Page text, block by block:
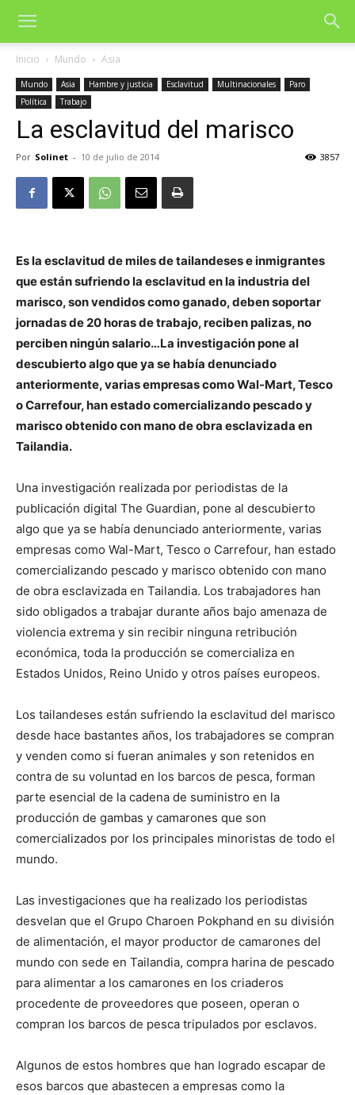
Inicio Mundo Asia
Mundo Asia Hambre y justicia Esclavitud Multinacionales
Paro
Política
Trabajo
La esclavitud del marisco
Por Solinet - 10 de julio de 2014 3857
Es la esclavitud de miles de tailandeses e inmigrantes
que están sufriendo la esclavitud en la industria del
marisco, son vendidos como ganado, deben soportar
jornadas de 20 horas de trabajo, reciben palizas, no
perciben ningún salario…La investigación pone al
descubierto algo que ya se había denunciado
anteriormente, varias empresas como Wal-Mart, Tesco
o Carrefour, han estado comercializando pescado y
marisco obtenido con mano de obra esclavizada en
Tailandia.
Una investigación realizada por periodistas de la
publicación digital The Guardian, pone al descubierto
algo que ya se había denunciado anteriormente, varias
empresas como Wal-Mart, Tesco o Carrefour, han estado
comercializando pescado y marisco obtenido con mano
de obra esclavizada en Tailandia. Los trabajadores han
sido obligados a trabajar durante años bajo amenaza de
violencia extrema y sin recibir ninguna retribución
económica, toda la producción se comercializa en
Estados Unidos, Reino Unido y otros países europeos.
Los tailandeses están sufriendo la esclavitud del marisco
desde hace bastantes años, los trabajadores se compran
y venden como si fueran animales y son retenidos en
contra de su voluntad en los barcos de pesca, forman
parte esencial de la cadena de suministro en la
producción de gambas y camarones que son
comercializados por los principales minoristas de todo el
mundo.
Las investigaciones que ha realizado los periodistas
desvelan que el Grupo Charoen Pokphand en su división
de alimentación, el mayor productor de camarones del
mundo con sede en Tailandia, compra harina de pescado
para alimentar a los camarones en los criaderos
procedente de proveedores que poseen, operan o
compran los barcos de pesca tripulados por esclavos.
Algunos de estos hombres que han logrado escapar de
esos barcos que abastecen a empresas como la